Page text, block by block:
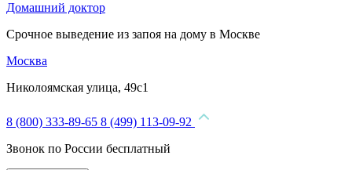
Домашний доктор
Срочное выведение из запоя на дому в Москве
Москва
Николоямская улица, 49с1
8 (800) 333-89-65 8 (499) 113-09-92
Звонок по России бесплатный